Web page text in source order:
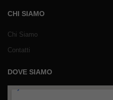
CHI SIAMO
Chi Siamo
Contatti
DOVE SIAMO